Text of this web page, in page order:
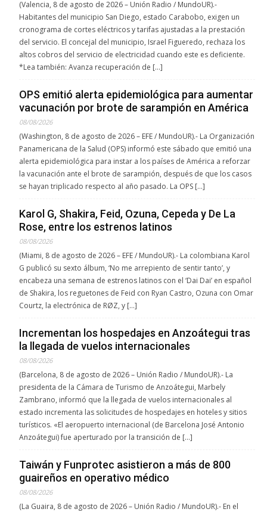
(Valencia, 8 de agosto de 2026 – Unión Radio / MundoUR).-
Habitantes del municipio San Diego, estado Carabobo, exigen un
cronograma de cortes eléctricos y tarifas ajustadas a la prestación
del servicio. El concejal del municipio, Israel Figueredo, rechaza los
altos cobros del servicio de electricidad cuando este es deficiente.
*Lea también: Avanza recuperación de […]
OPS emitió alerta epidemiológica para aumentar
vacunación por brote de sarampión en América
08/08/2026
(Washington, 8 de agosto de 2026 – EFE / MundoUR).- La Organización
Panamericana de la Salud (OPS) informó este sábado que emitió una
alerta epidemiológica para instar a los países de América a reforzar
la vacunación ante el brote de sarampión, después de que los casos
se hayan triplicado respecto al año pasado. La OPS […]
Karol G, Shakira, Feid, Ozuna, Cepeda y De La
Rose, entre los estrenos latinos
08/08/2026
(Miami, 8 de agosto de 2026 – EFE / MundoUR).- La colombiana Karol
G publicó su sexto álbum, ‘No me arrepiento de sentir tanto’, y
encabeza una semana de estrenos latinos con el ‘Dai Dai’ en español
de Shakira, los reguetones de Feid con Ryan Castro, Ozuna con Omar
Courtz, la electrónica de RØZ, y […]
Incrementan los hospedajes en Anzoátegui tras
la llegada de vuelos internacionales
08/08/2026
(Barcelona, 8 de agosto de 2026 – Unión Radio / MundoUR).- La
presidenta de la Cámara de Turismo de Anzoátegui, Marbely
Zambrano, informó que la llegada de vuelos internacionales al
estado incrementa las solicitudes de hospedajes en hoteles y sitios
turísticos. «El aeropuerto internacional (de Barcelona José Antonio
Anzoátegui) fue aperturado por la transición de […]
Taiwán y Funprotec asistieron a más de 800
guaireños en operativo médico
08/08/2026
(La Guaira, 8 de agosto de 2026 – Unión Radio / MundoUR).- En el